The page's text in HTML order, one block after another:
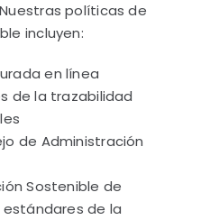
políticas de
incluyen:
en línea
de la trazabilidad
de Administración
Sostenible de
estándares de la